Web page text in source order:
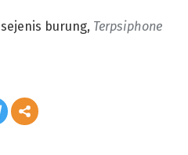
sejenis burung, Terpsiphone